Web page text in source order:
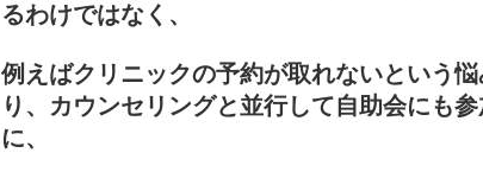
るわけではなく、
例えばクリニックの予約が取れないという
り、カウンセリングと並行して自助会にも
に、